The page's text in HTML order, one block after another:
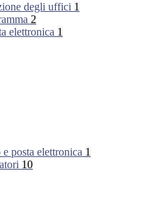
degli uffici 1
2
elettronica 1
posta elettronica 1
10